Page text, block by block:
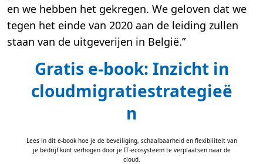
en we hebben het gekregen. We geloven dat we
tegen het einde van 2020 aan de leiding zullen
staan van de uitgeverijen in België.”
Gratis e-book: Inzicht in
cloudmigratiestrategieë
n
Lees in dit e-book hoe je de beveiliging, schaalbaarheid en flexibiliteit van
je bedrijf kunt verhogen door je IT-ecosysteem te verplaatsen naar de
cloud.